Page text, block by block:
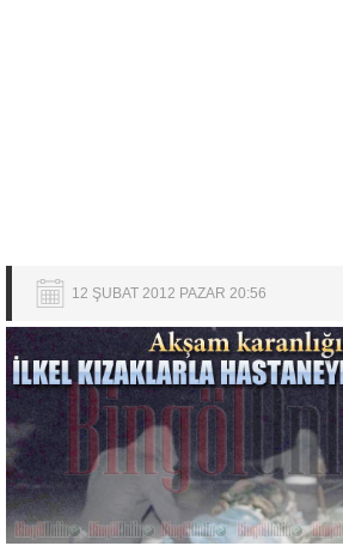
12 ŞUBAT 2012 PAZAR 20:56